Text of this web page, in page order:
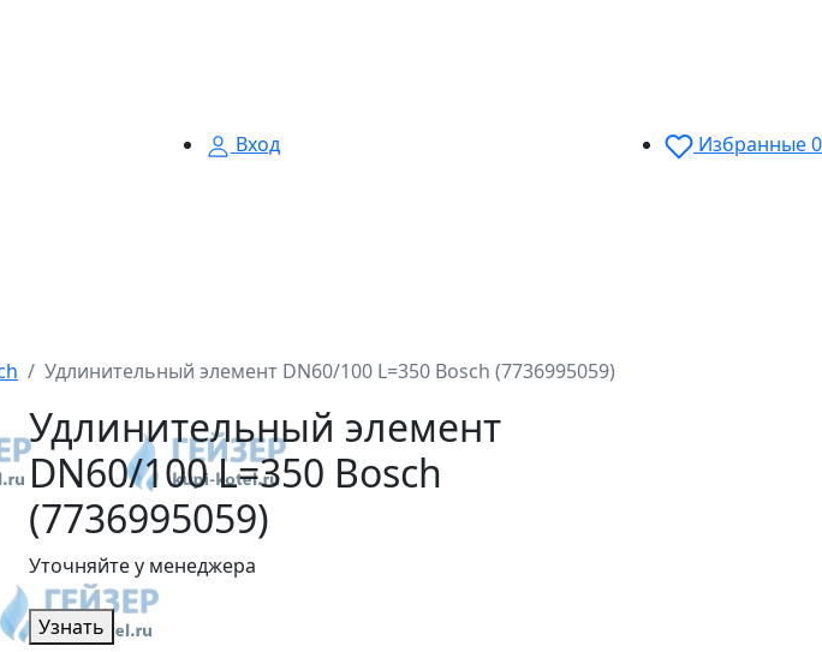
Вход Избранные0
Удлинительный элемент DN60/100 L=350 Bosch (7736995059)
Удлинительный элемент
DN60/100 L=350 Bosch
(7736995059)
Уточняйте у менеджера
Узнать